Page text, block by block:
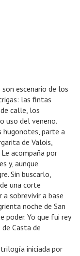
escenario de los
las fintas
calle, los
uso del veneno.
hugonotes, parte a
de Valois,
acompaña por
y, aunque
Sin buscarlo,
una corte
sobrevivir a base
noche de San
poder. Yo que fui rey
Casta de
iniciada por